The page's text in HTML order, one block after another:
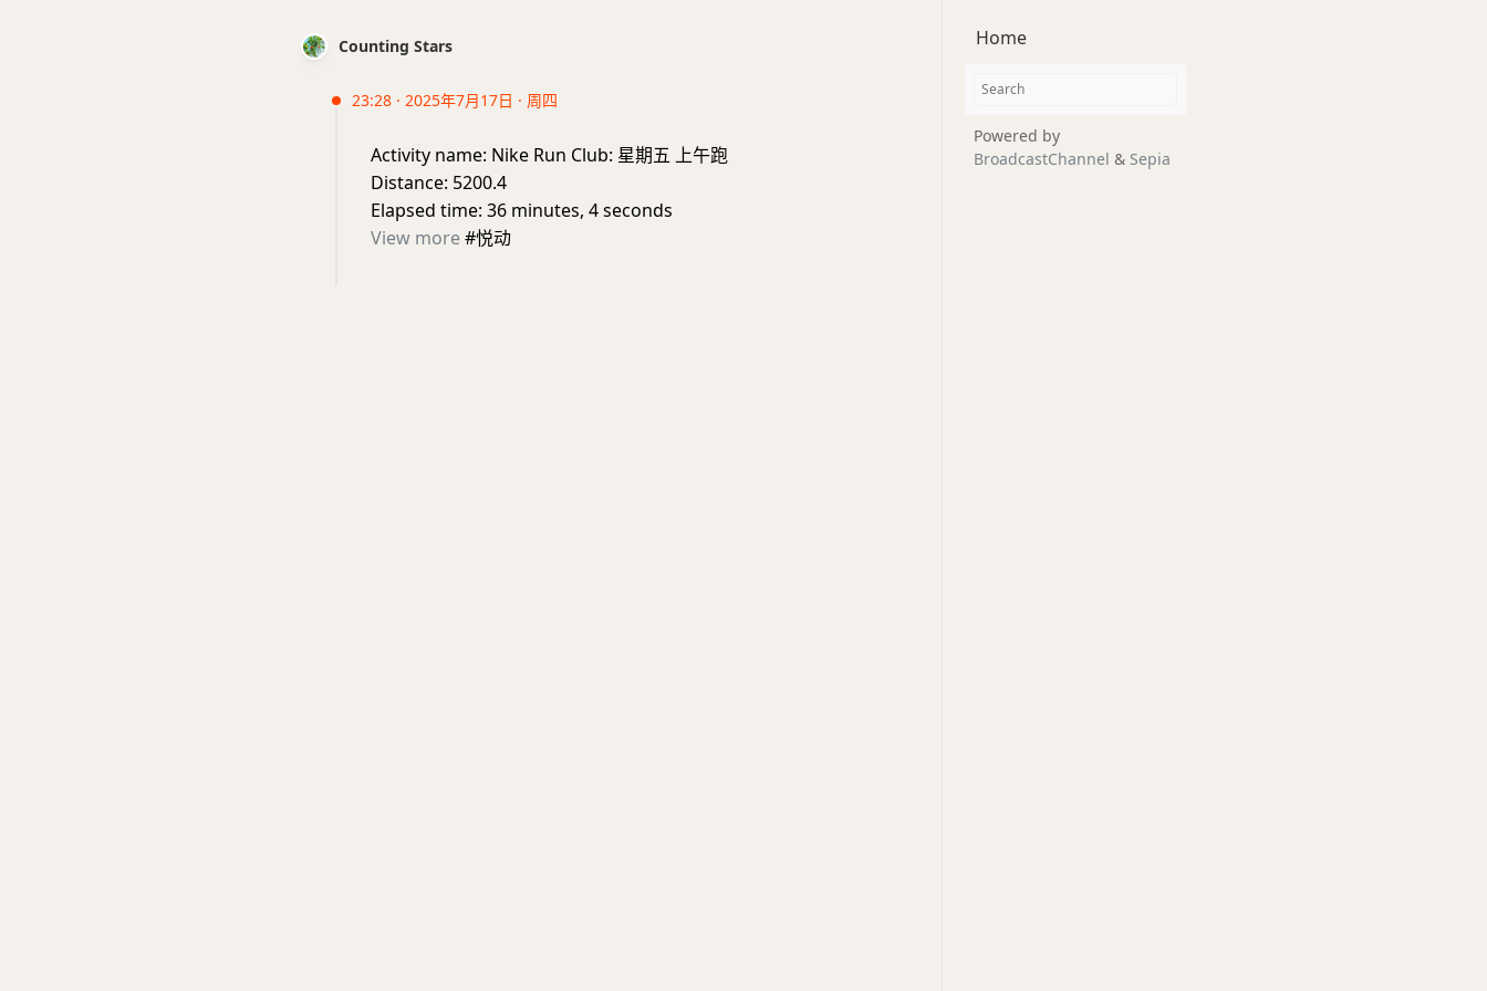
Counting Stars
23:28 · 2025年7月17日 · 周四
Activity name: Nike Run Club: 星期五 上午跑
Distance: 5200.4
Elapsed time: 36 minutes, 4 seconds
View more#悦动
Home
Powered by
BroadcastChannel & Sepia